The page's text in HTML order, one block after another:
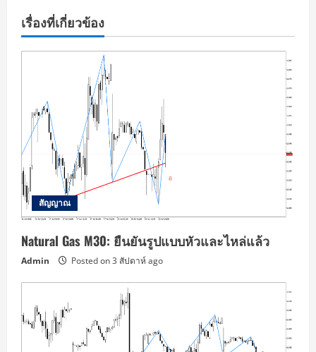
เรื่องที่เกี่ยวข้อง
สัญญาณ
Natural Gas M30: ยืนยันรูปแบบหัวและไหล่แล้ว
Admin Posted on 3 สัปดาห์ ago